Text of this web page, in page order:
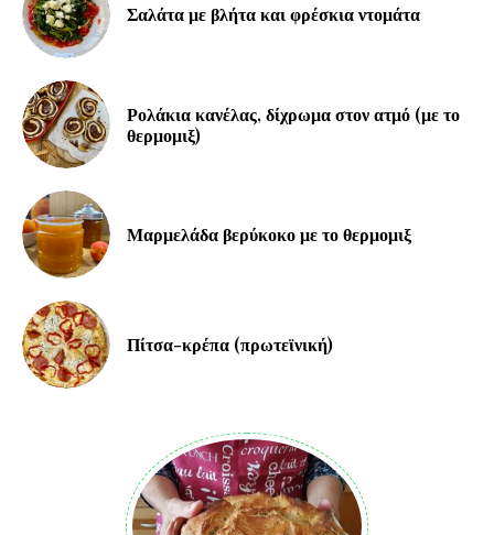
Σαλάτα με βλήτα και φρέσκια ντομάτα
Ρολάκια κανέλας, δίχρωμα στον ατμό (με το
θερμομιξ)
Μαρμελάδα βερύκοκο με το θερμομιξ
Πίτσα-κρέπα (πρωτεϊνική)